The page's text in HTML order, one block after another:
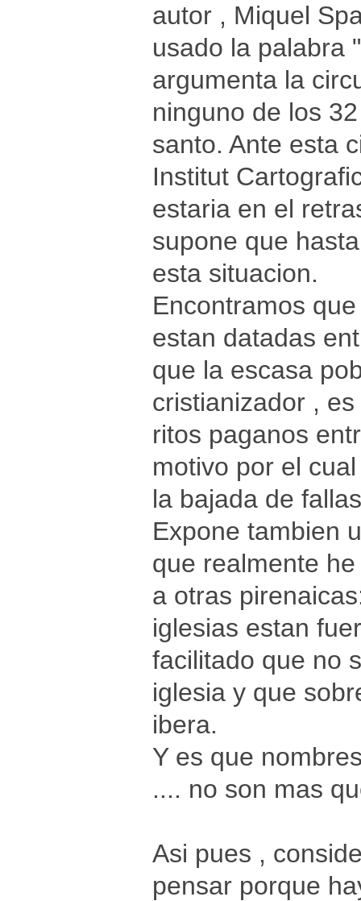
autor , Miquel
usado la palabra
argumenta la
ninguno de los
santo. Ante esta
Institut
estaria en el
supone que
esta situacion.
Encontramos
estan datadas
que la escasa
cristianizador ,
ritos paganos
motivo por el
la bajada de
Expone tambien
que realmente
a otras
iglesias estan
facilitado que no
iglesia y que
ibera.
Y es que
.... no son mas
Asi pues ,
pensar porque